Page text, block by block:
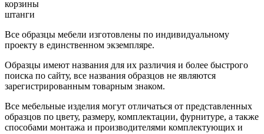
корзины
штанги
Все образцы мебели изготовлены по индивидуальному
проекту в единственном экземпляре.
Образцы имеют названия для их различия и более быстрого
поиска по сайту, все названия образцов не являются
зарегистрированным товарным знаком.
Все мебельные изделия могут отличаться от представленных
образцов по цвету, размеру, комплектации, фурнитуре, а также
способами монтажа и производителями комплектующих и